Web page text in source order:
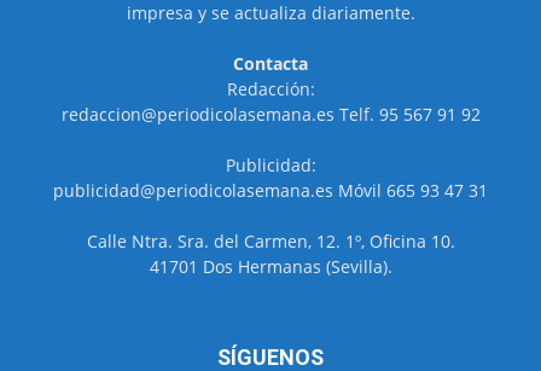
impresa y se actualiza diariamente.
Contacta
Redacción:
redaccion@periodicolasemana.es Telf. 95 567 91 92
Publicidad:
publicidad@periodicolasemana.es Móvil 665 93 47 31
Calle Ntra. Sra. del Carmen, 12. 1º, Oficina 10.
41701 Dos Hermanas (Sevilla).
SÍGUENOS